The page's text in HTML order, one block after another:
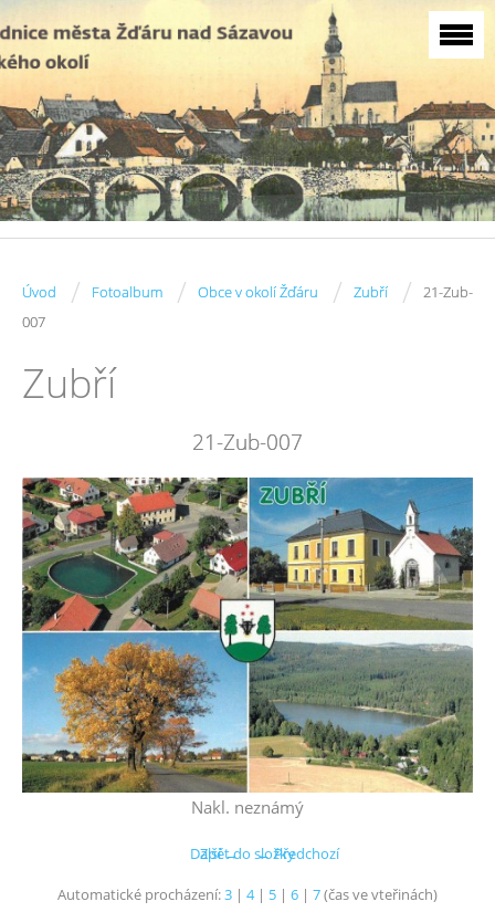
Úvod / Fotoalbum / Obce v okolí Žďáru / Zubří /
21-Zub-
007
Zubří
21-Zub-007
Nakl. neznámý
← Předchozí
Další →
Zpět do složky
Automatické procházení:3 | 4| 5 | 6 | 7(čas ve vteřinách)